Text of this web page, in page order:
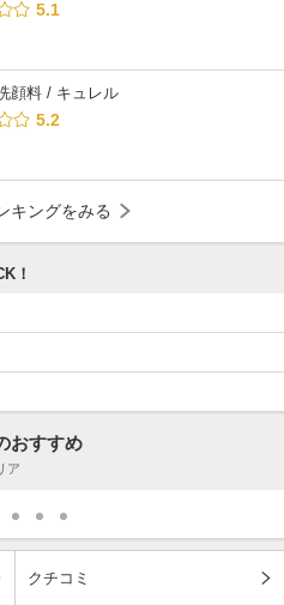
5.1
顔料 / キュレル
5.2
キングをみる
！
おすすめ
ア
クチコミ